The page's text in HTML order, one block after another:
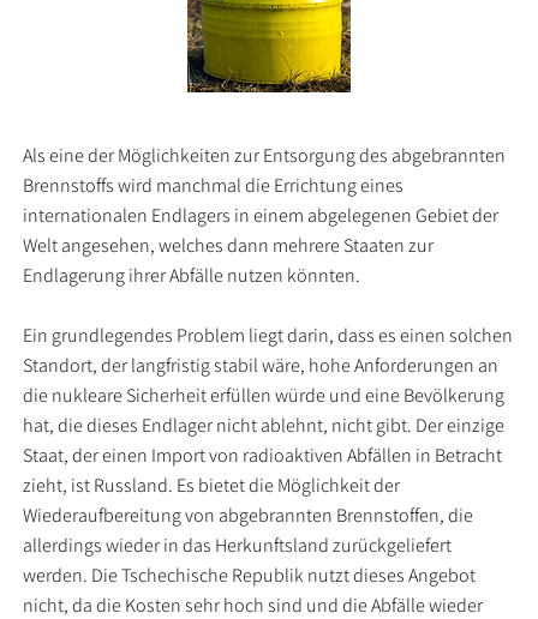
Als eine der Möglichkeiten zur Entsorgung des abgebrannten
Brennstoffs wird manchmal die Errichtung eines
internationalen Endlagers in einem abgelegenen Gebiet der
Welt angesehen, welches dann mehrere Staaten zur
Endlagerung ihrer Abfälle nutzen könnten.
Ein grundlegendes Problem liegt darin, dass es einen solchen
Standort, der langfristig stabil wäre, hohe Anforderungen an
die nukleare Sicherheit erfüllen würde und eine Bevölkerung
hat, die dieses Endlager nicht ablehnt, nicht gibt. Der einzige
Staat, der einen Import von radioaktiven Abfällen in Betracht
zieht, ist Russland. Es bietet die Möglichkeit der
Wiederaufbereitung von abgebrannten Brennstoffen, die
allerdings wieder in das Herkunftsland zurückgeliefert
werden. Die Tschechische Republik nutzt dieses Angebot
nicht, da die Kosten sehr hoch sind und die Abfälle wieder